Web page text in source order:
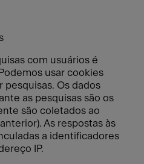
com usuários é
usar cookies
pesquisas. Os dados
as pesquisas são os
são coletados ao
As respostas às
a identificadores
IP.